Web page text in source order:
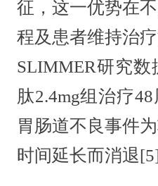
征，这一优势在
程及患者维持治
SLIMMER研究
肽2.4mg组治疗
胃肠道不良事件
时间延长而消退[5]